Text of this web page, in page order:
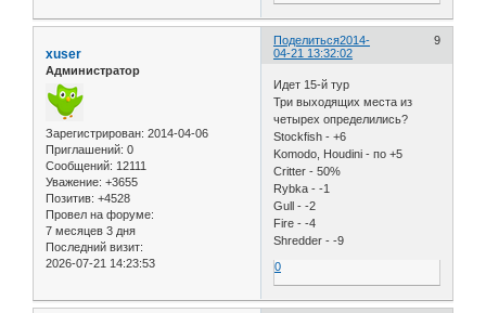
Поделиться 9
2014-
04-21 13:32:02
xuser
Администратор
Зарегистрирован: 2014-04-06
Приглашений: 0
Сообщений: 12111
Уважение: +3655
Позитив: +4528
Провел на форуме:
7 месяцев 3 дня
Последний визит:
2026-07-21 14:23:53
Идет 15-й тур
Три выходящих места из
четырех определились?
Stockfish - +6
Komodo, Houdini - по +5
Critter - 50%
Rybka - -1
Gull - -2
Fire - -4
Shredder - -9
0